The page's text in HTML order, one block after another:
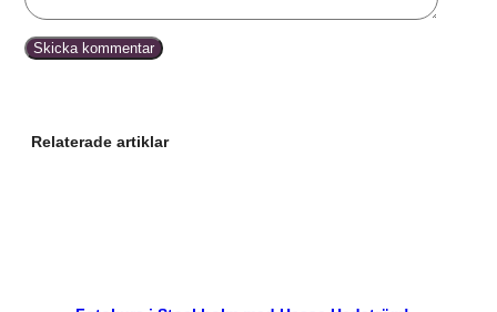
Relaterade artiklar